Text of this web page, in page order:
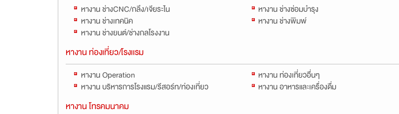
หางาน ช่างCNC/กลึง/เจียระไน หางาน ช่างซ่อมบำรุง
หางาน ช่างเทคนิค
หางาน ช่างพิมพ์
หางาน ช่างยนต์/ช่างกลโรงงาน
หางาน ท่องเที่ยว/โรงเเรม
หางาน Operation หางาน ท่องเที่ยวอื่นๆ
หางาน บริหารการโรงแรม/รีสอร์ท/ท่องเที่ยว
หางาน อาหารและเครื่องดื่ม
หางาน โทรคมนาคม